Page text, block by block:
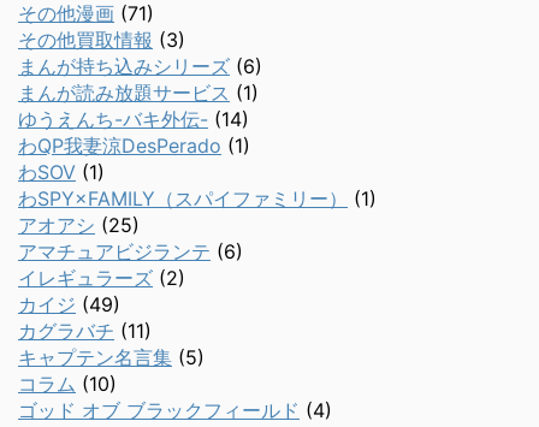
その他漫画 (71)
その他買取情報 (3)
まんが持ち込みシリーズ (6)
まんが読み放題サービス (1)
ゆうえんち-バキ外伝- (14)
わQP我妻涼DesPerado (1)
わSOV (1)
わSPY×FAMILY（スパイファミリー）
(1)
アオアシ (25)
アマチュアビジランテ (6)
イレギュラーズ (2)
カイジ (49)
カグラバチ (11)
キャプテン名言集 (5)
コラム (10)
ゴッド オブ ブラックフィールド (4)